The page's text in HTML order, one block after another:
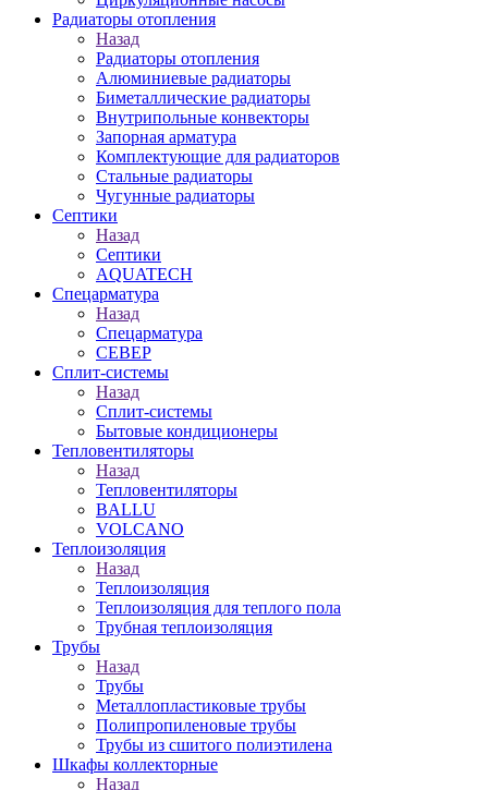
Радиаторы отопления
Назад
Радиаторы отопления
Алюминиевые радиаторы
Биметаллические радиаторы
Внутрипольные конвекторы
Запорная арматура
Комплектующие для радиаторов
Стальные радиаторы
Чугунные радиаторы
Септики
Назад
Септики
AQUATECH
Спецарматура
Назад
Спецарматура
СЕВЕР
Сплит-системы
Назад
Сплит-системы
Бытовые кондиционеры
Тепловентиляторы
Назад
Тепловентиляторы
BALLU
VOLCANO
Теплоизоляция
Назад
Теплоизоляция
Теплоизоляция для теплого пола
Трубная теплоизоляция
Трубы
Назад
Трубы
Металлопластиковые трубы
Полипропиленовые трубы
Трубы из сшитого полиэтилена
Шкафы коллекторные
Назад